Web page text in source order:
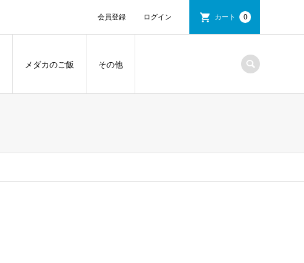
会員登録 ログイン カート 0
メダカのご飯 その他